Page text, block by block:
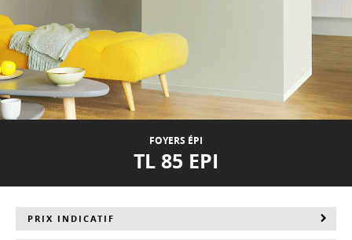
FOYERS ÉPI
TL 85 EPI
PRIX INDICATIF